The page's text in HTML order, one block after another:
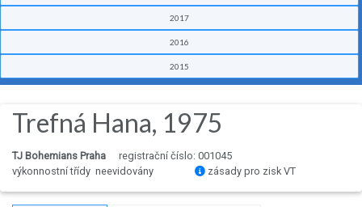
2017
2016
2015
Trefná Hana, 1975
TJ Bohemians Praha
registrační číslo: 001045
výkonnostní třídy neevidovány
zásady pro zisk VT